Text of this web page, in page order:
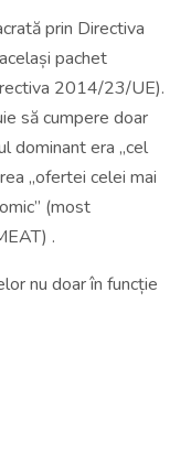
prin Directiva
pachet
2014/23/UE).
să cumpere doar
dominant era „cel
„ofertei celei mai
(most
.
nu doar în funcție